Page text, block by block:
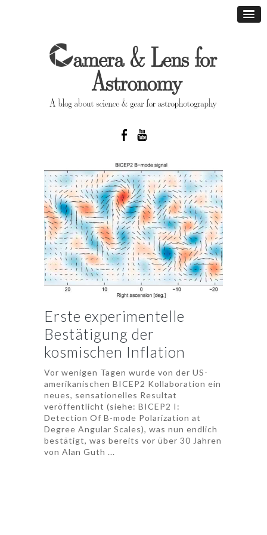
Erste experimentelle
Bestätigung der
kosmischen Inflation
Vor wenigen Tagen wurde von der US-
amerikanischen BICEP2 Kollaboration ein
neues, sensationelles Resultat
veröffentlicht (siehe: BICEP2 I:
Detection Of B-mode Polarization at
Degree Angular Scales), was nun endlich
bestätigt, was bereits vor über 30 Jahren
von Alan Guth ...